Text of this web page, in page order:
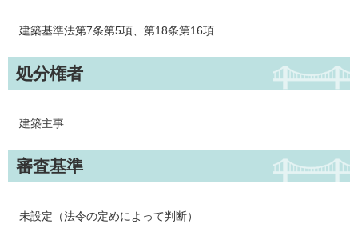
建築基準法第7条第5項、第18条第16項
処分権者
建築主事
審査基準
未設定（法令の定めによって判断）